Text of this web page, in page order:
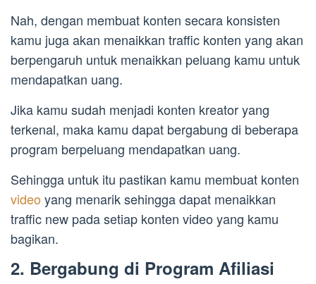
Nah, dengan membuat konten secara konsisten
kamu juga akan menaikkan traffic konten yang akan
berpengaruh untuk menaikkan peluang kamu untuk
mendapatkan uang.
Jika kamu sudah menjadi konten kreator yang
terkenal, maka kamu dapat bergabung di beberapa
program berpeluang mendapatkan uang.
Sehingga untuk itu pastikan kamu membuat konten
video yang menarik sehingga dapat menaikkan
traffic new pada setiap konten video yang kamu
bagikan.
2. Bergabung di Program Afiliasi